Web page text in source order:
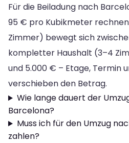
Für die Beiladung nach
95 € pro Kubikmeter
Zimmer) bewegt sich
kompletter Haushalt (3–4
und 5.000 € – Etage, Termin
verschieben den Betrag.
Wie lange dauert der
Barcelona?
Muss ich für den Umzug
zahlen?